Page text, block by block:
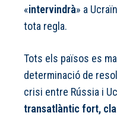
«intervindrà» a
tota regla.
Tots els països es
determinació de
crisi entre Rússia i
transatlàntic fort,